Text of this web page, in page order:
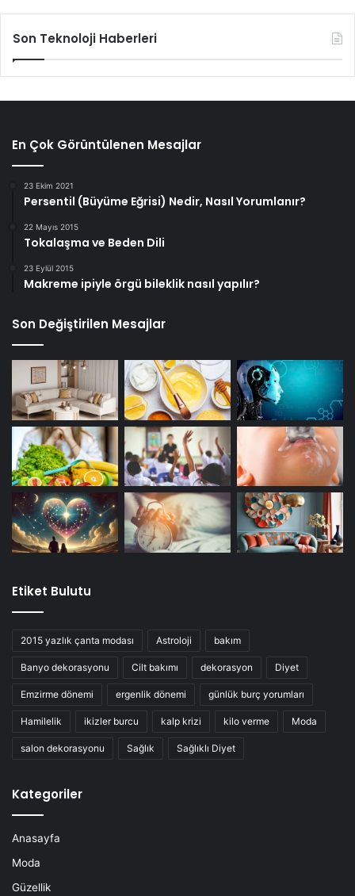
Son Teknoloji Haberleri
En Çok Görüntülenen Mesajlar
23 Ekim 2021
Persentil (Büyüme Eğrisi) Nedir, Nasıl Yorumlanır?
22 Mayıs 2015
Tokalaşma ve Beden Dili
23 Eylül 2015
Makreme ipiyle örgü bileklik nasıl yapılır?
Son Değiştirilen Mesajlar
Etiket Bulutu
2015 yazlık çanta modası Astroloji bakım
Banyo dekorasyonu Cilt bakımı dekorasyon Diyet
Emzirme dönemi ergenlik dönemi günlük burç yorumları
Hamilelik ikizler burcu kalp krizi kilo verme Moda
salon dekorasyonu Sağlık Sağlıklı Diyet
Kategoriler
Anasayfa
Moda
Güzellik